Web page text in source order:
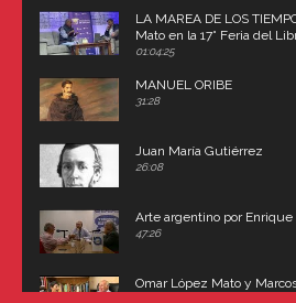
LA MAREA DE LOS
Mato en la 17° Feria del
(Uruguay)
01:04:25
MANUEL ORIBE
31:28
Juan María Gutiérrez
26:08
Arte argentino por Enrique
47:26
Omar López Mato y